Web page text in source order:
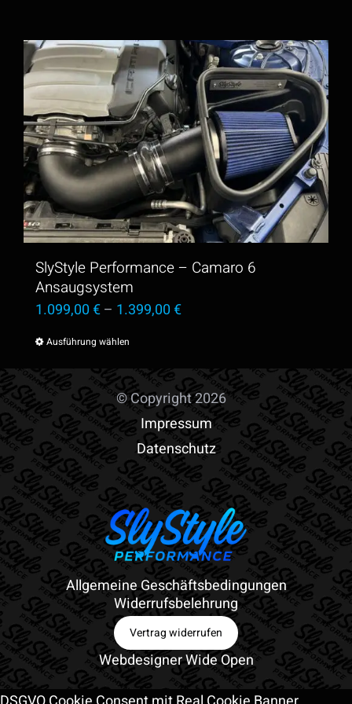
SlyStyle Performance – Camaro 6
Ansaugsystem
1.099,00€– 1.399,00€
Ausführung wählen
Produkt
weist
mehrere
Varianten
auf.
Die
Optionen
können
auf
der
Produktseite
gewählt
werden
© Copyright 2026
Impressum
Datenschutz
Allgemeine Geschäftsbedingungen
Widerrufsbelehrung
Vertrag widerrufen
Webdesigner Wide Open